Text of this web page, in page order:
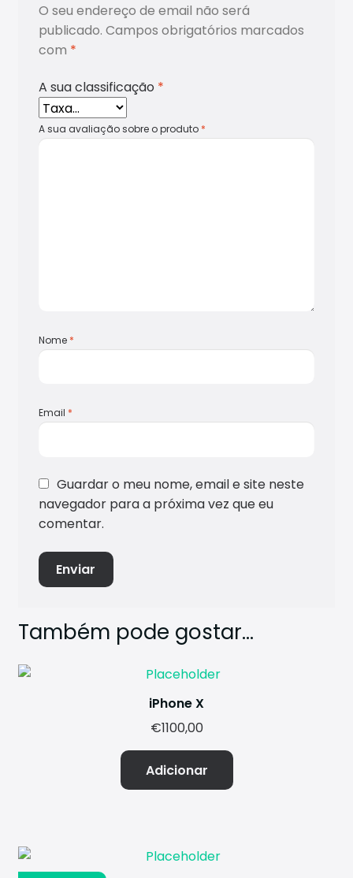
O seu endereço de email não será
publicado. Campos obrigatórios marcados
com *
A sua classificação *
A sua avaliação sobre o produto *
Nome *
Email *
Guardar o meu nome, email e site neste
navegador para a próxima vez que eu
comentar.
Também pode gostar…
iPhone X
€1100,00
Adicionar